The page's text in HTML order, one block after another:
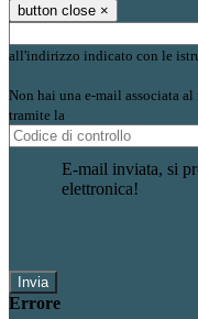
button close ×
all'indirizzo indicato con le
Non hai una e-mail associata
tramite la
E-mail inviata, si
elettronica!
Errore